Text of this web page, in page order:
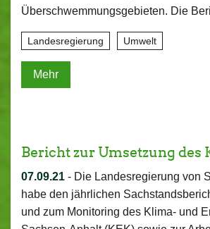
Überschwemmungsgebieten. Die
Landesregierung Umwelt
Mehr
Bericht zur Umsetzung
07.09.21 - Die Landesregierung von
habe den jährlichen
und zum Monitoring des Klima- und